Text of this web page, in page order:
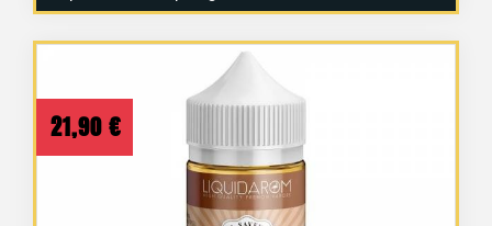
21,90 €